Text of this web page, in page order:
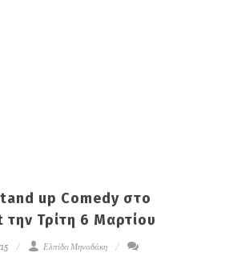
up Comedy στο
Τρίτη 6 Μαρτίου
Ελπίδα Μηναδάκη